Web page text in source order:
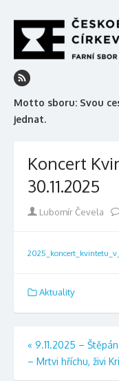
to
content
Motto sboru: Svou
jednat.
Koncert
30.11.2025
Author
Lubomír Čevela
Aktuality
Navigace
pro
« 9.11.2025 –
– Mrtvi hříchu, živi